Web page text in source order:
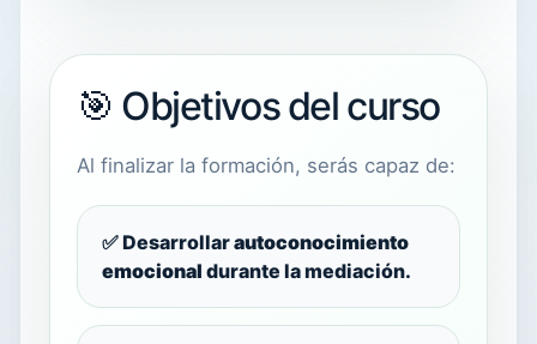
🎯 Objetivos del curso
Al finalizar la formación, serás capaz de:
✅ Desarrollarautoconocimiento
emocional durante la mediación.